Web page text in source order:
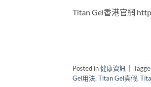
Titan Gel香港官網
Posted in健康資訊
Gel用法, Titan Gel真假,